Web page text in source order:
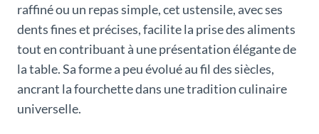
raffiné ou un repas simple, cet ustensile, avec ses
dents fines et précises, facilite la prise des aliments
tout en contribuant à une présentation élégante de
la table. Sa forme a peu évolué au fil des siècles,
ancrant la fourchette dans une tradition culinaire
universelle.